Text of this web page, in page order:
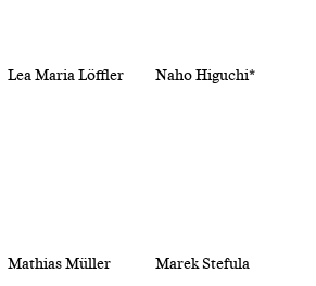
Lea Maria Löffler Naho Higuchi*
Mathias Müller Marek Stefula